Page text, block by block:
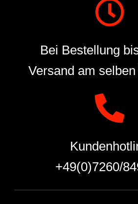
Bei Bestellung
Versand am
+49(0)7260/